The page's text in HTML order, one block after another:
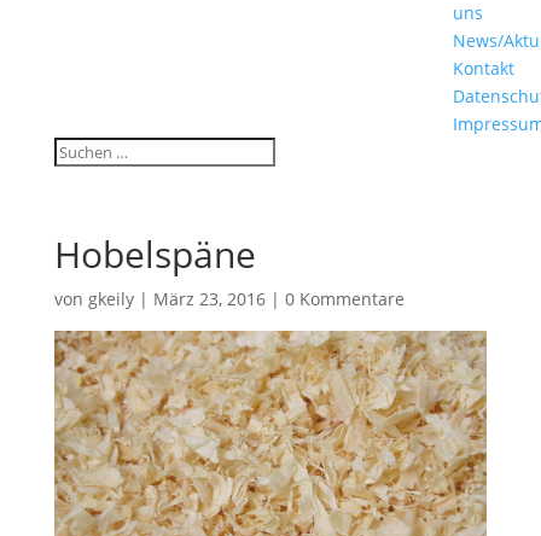
uns
News/
Kontakt
Hobelspäne
von gkeily| März 23, 2016| 0 Kommentare